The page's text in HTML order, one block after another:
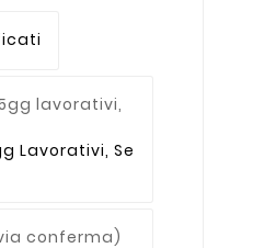
Lavorativi, Se